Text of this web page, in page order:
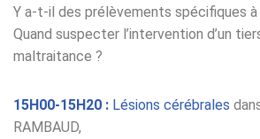
Y a-t-il des prélèvements spécifiques à
Quand suspecter l’intervention d’un
maltraitance ?
15H00-15H20 : Lésions cérébrales
RAMBAUD,